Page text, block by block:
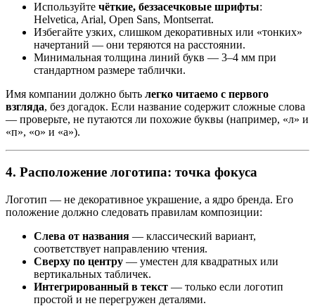
Используйте чёткие, беззасечковые шрифты:
Helvetica, Arial, Open Sans, Montserrat.
Избегайте узких, слишком декоративных или «тонких»
начертаний — они теряются на расстоянии.
Минимальная толщина линий букв — 3–4 мм при
стандартном размере таблички.
Имя компании должно быть легко читаемо с первого
взгляда, без догадок. Если название содержит сложные слова
— проверьте, не путаются ли похожие буквы (например, «л» и
«п», «о» и «а»).
4. Расположение логотипа: точка фокуса
Логотип — не декоративное украшение, а ядро бренда. Его
положение должно следовать правилам композиции:
Слева от названия — классический вариант,
соответствует направлению чтения.
Сверху по центру — уместен для квадратных или
вертикальных табличек.
Интегрированный в текст — только если логотип
простой и не перегружен деталями.